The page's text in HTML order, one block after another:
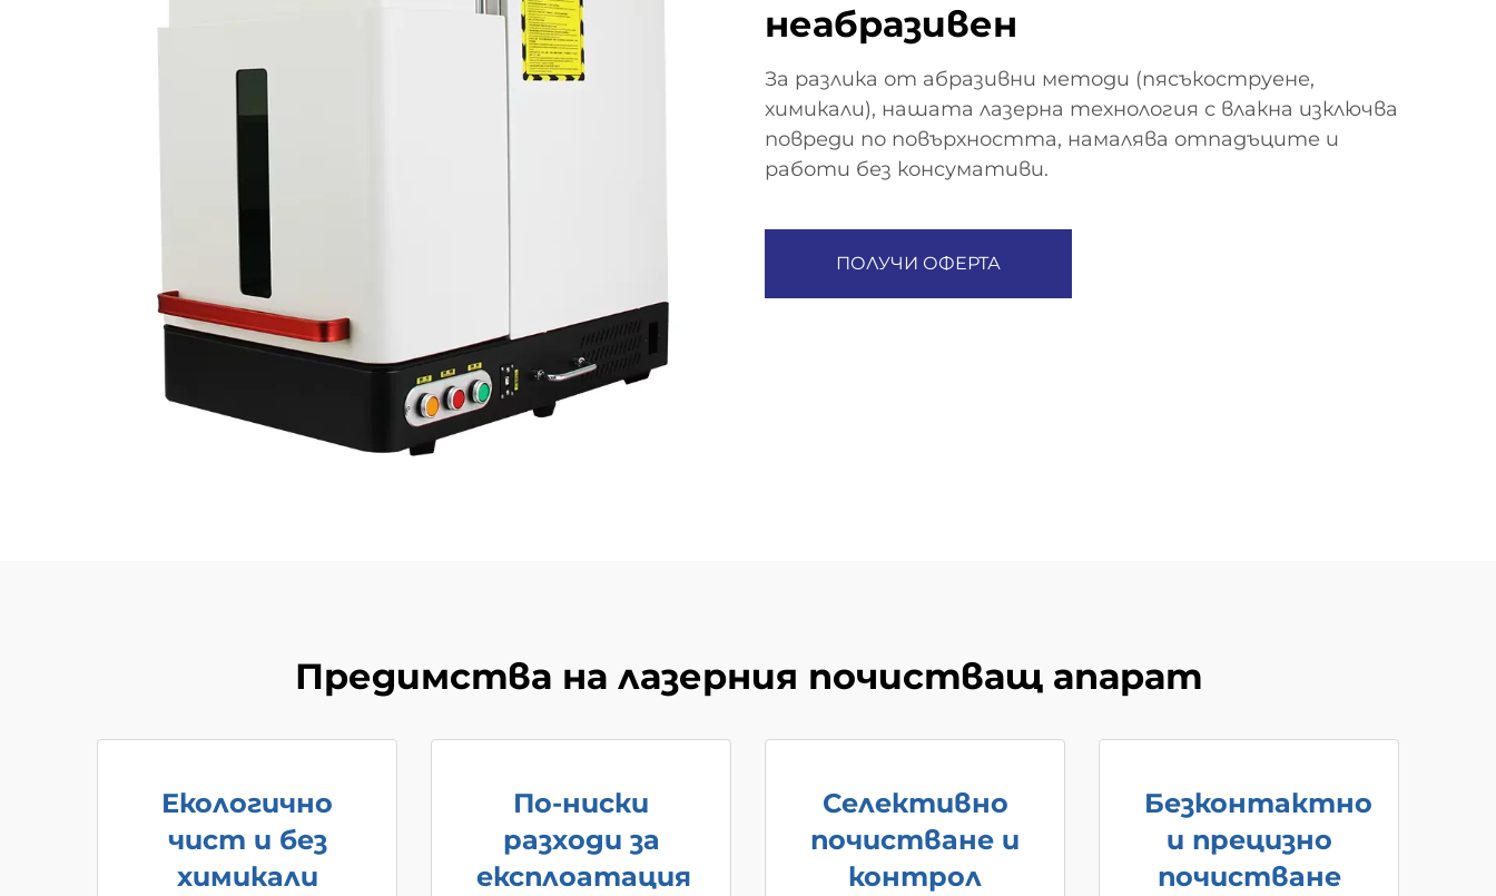
неабразивен
За разлика от абразивни методи (пясъкоструене,
химикали), нашата ​​лазерна технология с влакна​​ изключва
повреди по повърхността, намалява отпадъците и
работи без консумативи.
ПОЛУЧИ ОФЕРТА
Предимства на лазерния почистващ апарат
Екологично
чист и без
химикали
По-ниски
разходи за
експлоатация
Селективно
почистване и
контрол
Безконтактно
и прецизно
почистване